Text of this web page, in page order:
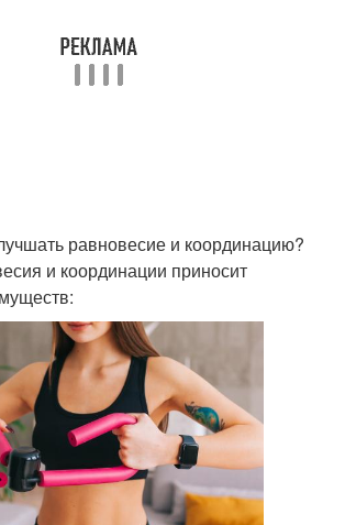
равновесие и координацию?
и координации приносит